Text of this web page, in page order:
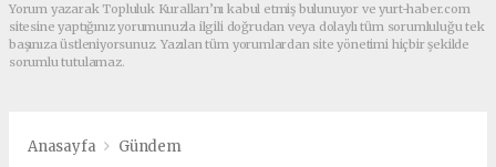
Yorum yazarak Topluluk Kuralları’nı kabul etmiş bulunuyor ve yurt-haber.com
sitesine yaptığınız yorumunuzla ilgili doğrudan veya dolaylı tüm sorumluluğu tek
başınıza üstleniyorsunuz. Yazılan tüm yorumlardan site yönetimi hiçbir şekilde
sorumlu tutulamaz.
Anasayfa Gündem